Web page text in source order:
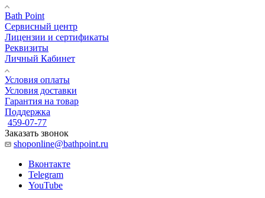
Bath Point
Сервисный центр
Лицензии и сертификаты
Реквизиты
Личный Кабинет
Условия оплаты
Условия доставки
Гарантия на товар
Поддержка
459-07-77
Заказать звонок
shoponline@bathpoint.ru
Вконтакте
Telegram
YouTube